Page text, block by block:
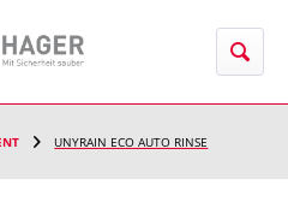
UNYRAIN ECO AUTO RINSE